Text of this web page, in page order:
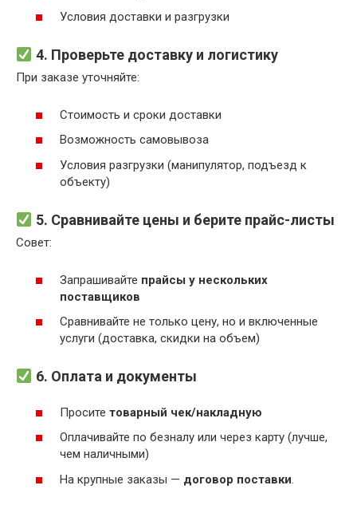
Условия доставки и разгрузки
4. Проверьте доставку и логистику
При заказе уточняйте:
Стоимость и сроки доставки
Возможность самовывоза
Условия разгрузки (манипулятор, подъезд к
объекту)
5. Сравнивайте цены и берите прайс-листы
Совет:
Запрашивайте прайсы у нескольких
поставщиков
Сравнивайте не только цену, но и включенные
услуги (доставка, скидки на объем)
6. Оплата и документы
Просите товарный чек/накладную
Оплачивайте по безналу или через карту (лучше,
чем наличными)
На крупные заказы — договор поставки.